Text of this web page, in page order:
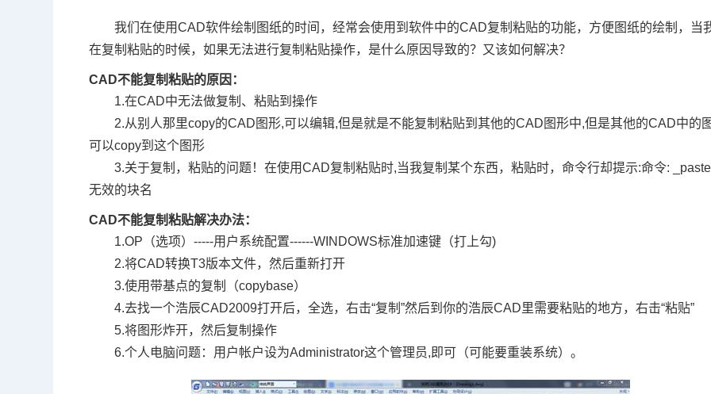
我们在使用CAD软件绘制图纸的时间，经常会使用到软件中的CAD复制粘贴的功能，方便图纸的绘制，当
在复制粘贴的时候，如果无法进行复制粘贴操作，是什么原因导致的？又该如何解决？
CAD不能复制粘贴的原因：
1.在CAD中无法做复制、粘贴到操作
2.从别人那里copy的CAD图形,可以编辑,但是就是不能复制粘贴到其他的CAD图形中,但是其他的CAD中的
可以copy到这个图形
3.关于复制，粘贴的问题！在使用CAD复制粘贴时,当我复制某个东西，粘贴时，命令行却提示:命令:
无效的块名
CAD不能复制粘贴解决办法：
1.OP（选项）-----用户系统配置------WINDOWS标准加速键（打上勾)
2.将CAD转换T3版本文件，然后重新打开
3.使用带基点的复制（copybase）
4.去找一个浩辰CAD2009打开后，全选，右击“复制”然后到你的浩辰CAD里需要粘贴的地方，右击“粘贴”
5.将图形炸开，然后复制操作
6.个人电脑问题：用户帐户设为Administrator这个管理员,即可（可能要重装系统）。